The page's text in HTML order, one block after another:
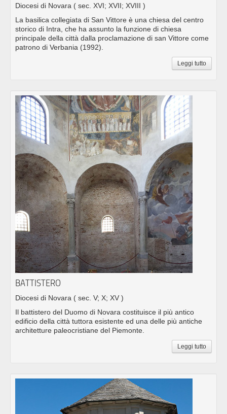
Diocesi di Novara ( sec. XVI; XVII; XVIII )
La basilica collegiata di San Vittore è una chiesa del centro
storico di Intra, che ha assunto la funzione di chiesa
principale della città dalla proclamazione di san Vittore come
patrono di Verbania (1992).
Leggi tutto
BATTISTERO
Diocesi di Novara ( sec. V; X; XV )
Il battistero del Duomo di Novara costituisce il più antico
edificio della città tuttora esistente ed una delle più antiche
architetture paleocristiane del Piemonte.
Leggi tutto